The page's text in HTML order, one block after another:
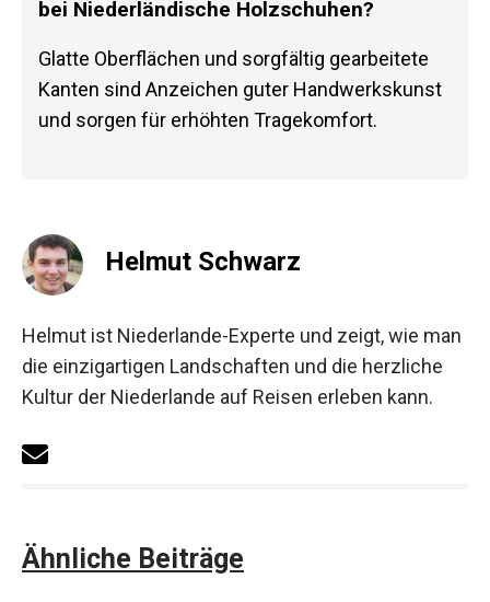
bei Niederländische Holzschuhen?
Glatte Oberflächen und sorgfältig gearbeitete
Kanten sind Anzeichen guter Handwerkskunst
und sorgen für erhöhten Tragekomfort.
Helmut Schwarz
Helmut ist Niederlande-Experte und zeigt, wie man
die einzigartigen Landschaften und die herzliche
Kultur der Niederlande auf Reisen erleben kann.
Ähnliche Beiträge